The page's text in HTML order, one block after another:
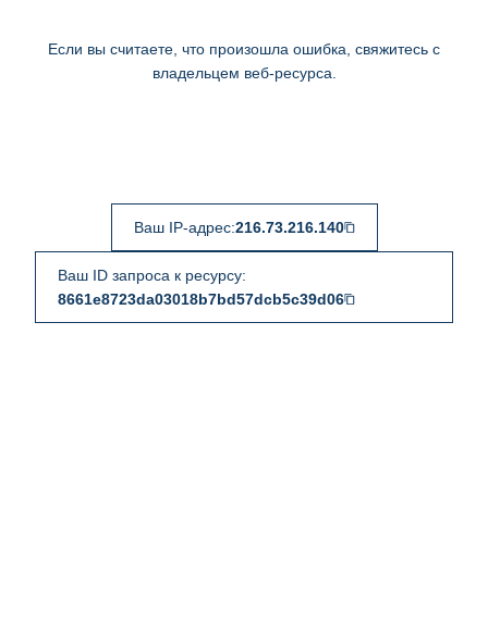
Если вы считаете, что произошла ошибка, свяжитесь с
владельцем веб-ресурса.
Ваш IP-адрес:216.73.216.140
Ваш ID запроса к ресурсу:
8661e8723da03018b7bd57dcb5c39d06